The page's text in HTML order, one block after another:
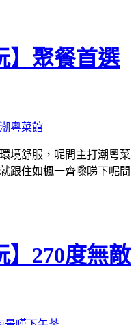
】聚餐首選
境舒服，呢間主打潮粵菜
跟住如楓一齊嚟睇下呢間
】270度無敵